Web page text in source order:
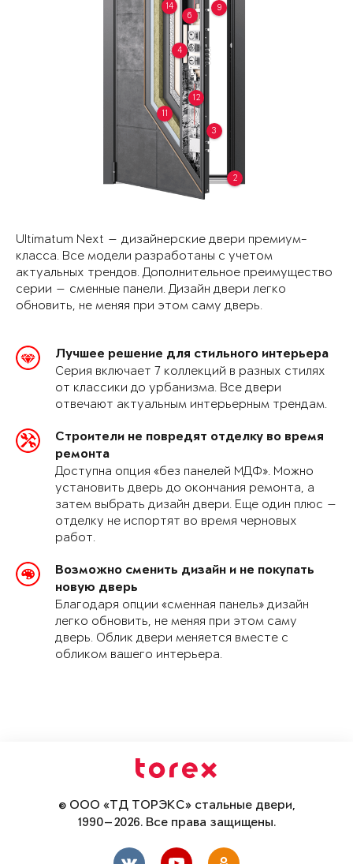
2
3
4
6
9
11
12
14
Ultimatum Next — дизайнерские двери премиум-
класса. Все модели разработаны с учетом
актуальных трендов. Дополнительное преимущество
серии — сменные панели. Дизайн двери легко
обновить, не меняя при этом саму дверь.
Лучшее решение для стильного интерьера
Серия включает 7 коллекций в разных стилях
от классики до урбанизма. Все двери
отвечают актуальным интерьерным трендам.
Строители не повредят отделку во время
ремонта
Доступна опция «без панелей МДФ». Можно
установить дверь до окончания ремонта, а
затем выбрать дизайн двери. Еще один плюс —
отделку не испортят во время черновых
работ.
Возможно сменить дизайн и не покупать
новую дверь
Благодаря опции «сменная панель» дизайн
легко обновить, не меняя при этом саму
дверь. Облик двери меняется вместе с
обликом вашего интерьера.
© ООО «ТД ТОРЭКС» стальные двери,
1990—2026. Все права защищены.